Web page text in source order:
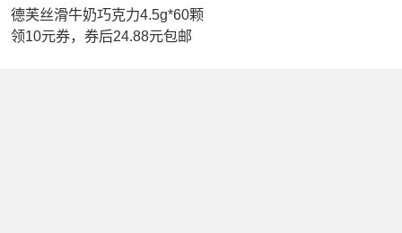
德芙丝滑牛奶巧克力4.5g*60颗
领10元券，券后24.88元包邮